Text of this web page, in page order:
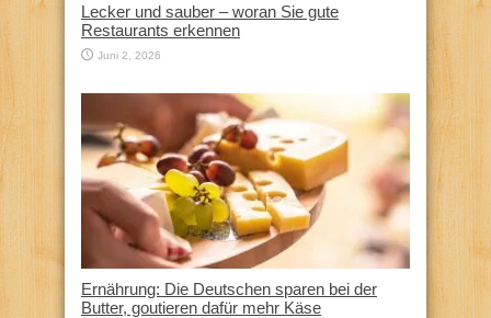
Lecker und sauber – woran Sie gute
Restaurants erkennen
Juni 2, 2026
Ernährung: Die Deutschen sparen bei der
Butter, goutieren dafür mehr Käse